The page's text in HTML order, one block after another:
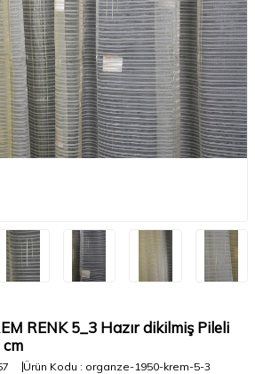
RENK 5_3 Hazır dikilmiş Pileli
Ürün Kodu : organze-1950-krem-5-3